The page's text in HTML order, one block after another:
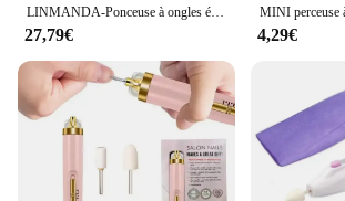
LINMANDA-Ponceuse à ongles électrique professionnelle, 35000 tr/min, lime
27,79€ 4,29€